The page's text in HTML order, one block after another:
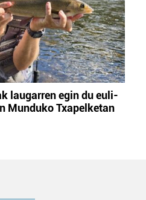
laugarren egin du euli-
Munduko Txapelketan